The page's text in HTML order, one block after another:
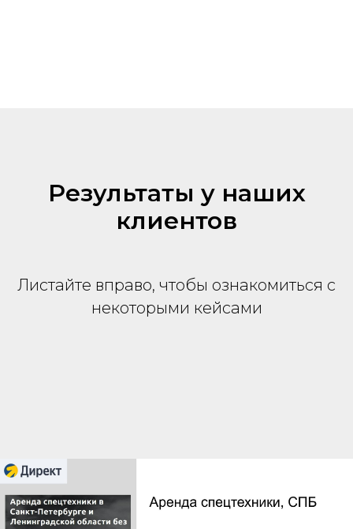
Результаты у наших
клиентов
Листайте вправо, чтобы ознакомиться с
некоторыми кейсами